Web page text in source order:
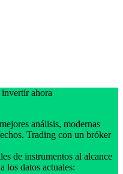
ahora
análisis, modernas
Trading con un bróker
de instrumentos al alcance
los datos actuales: